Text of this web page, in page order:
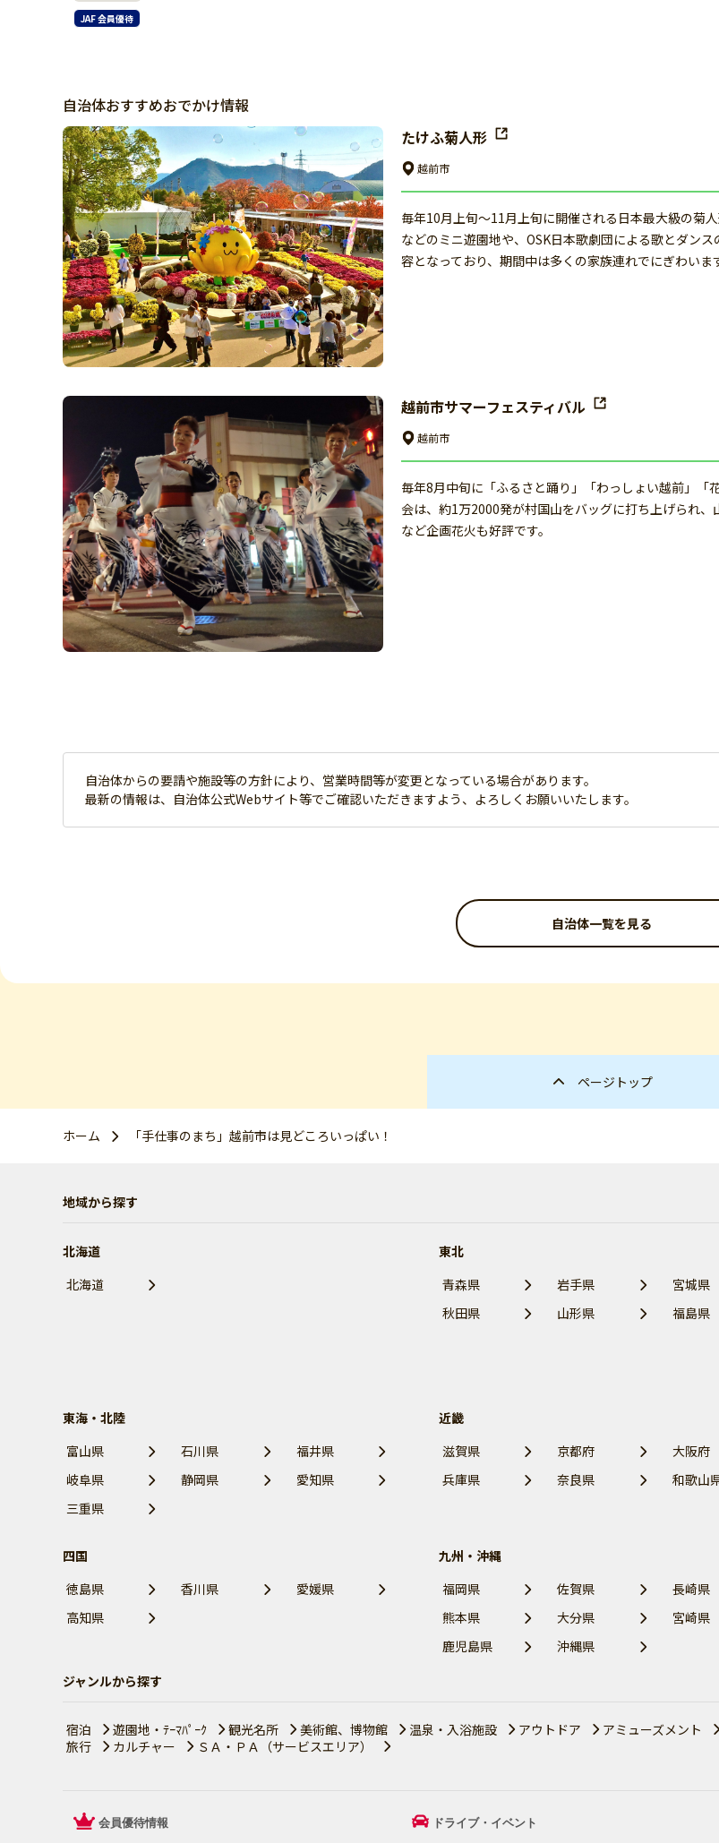
JAF 会員優待
自治体おすすめおでかけ情報
たけふ菊人形
越前市
毎年10月上旬〜11月上旬に開催される日本最大級の菊
などのミニ遊園地や、OSK日本歌劇団による歌とダン
容となっており、期間中は多くの家族連れでにぎわいま
越前市サマーフェスティバル
越前市
毎年8月中旬に「ふるさと踊り」「わっしょい越前」
会は、約1万2000発が村国山をバッグに打ち上げられ
など企画花火も好評です。
自治体からの要請や施設等の方針により、営業時間等が変更となっている場合があります。
最新の情報は、自治体公式Webサイト等でご確認いただきますよう、よろしくお願いいたします。
自治体一覧を見る
ページトップ
ホーム 「手仕事のまち」越前市は見どころいっぱい！
地域から探す
北海道
北海道
東北
青森県
岩手県
宮城県
秋田県
山形県 福島県
東海・北陸
富山県
石川県
福井県
岐阜県
静岡県
愛知県
三重県
近畿
滋賀県
京都府
大阪府
兵庫県
奈良県 和歌山
四国
徳島県
香川県
愛媛県
高知県
九州・沖縄
福岡県
佐賀県
長崎県
熊本県
大分県
宮崎県
鹿児島県
沖縄県
ジャンルから探す
宿泊 遊園地・ﾃｰﾏﾊﾟｰｸ 観光名所 美術館、博物館 温泉・入浴施設 アウトドア アミューズメント
旅行
カルチャー ＳＡ・ＰＡ（サービスエリア）
会員優待情報 ドライブ・イベント